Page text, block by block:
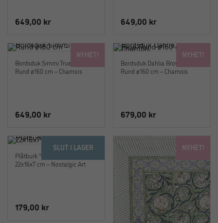
649,00 kr
649,00 kr
NYHET!
Bordsduk Dahlia Brown & Blue
Rund ø160 cm – Chamois
679,00 kr
NYHET!
Bordsduk Simmi True Blue
Rund ø160 cm – Chamois
649,00 kr
NYHET!
SLUT I LAGER
Plåtburk “Garden Seeds”
22x16x7 cm – Nostalgic Art
179,00 kr